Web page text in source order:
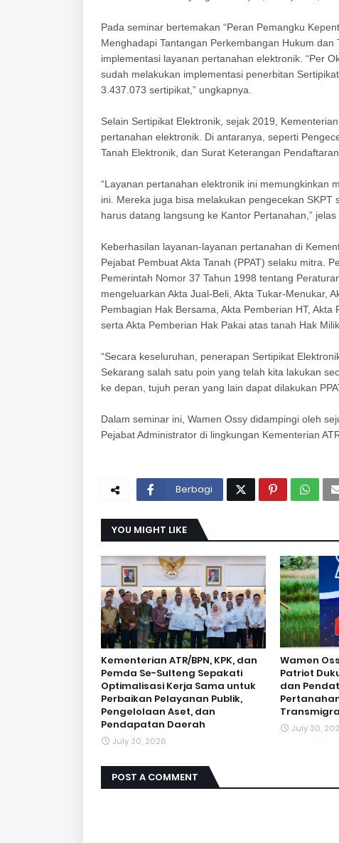
Pada seminar bertemakan “Peran Pemangku
Menghadapi Tantangan Perkembangan Hukum
implementasi layanan pertanahan elektronik. “Per
sudah melakukan implementasi penerbitan
3.437.073 sertipikat,” ungkapnya.
Selain Sertipikat Elektronik, sejak 2019,
pertanahan elektronik. Di antaranya, seperti
Tanah Elektronik, dan Surat Keterangan Pendaftaran
“Layanan pertanahan elektronik ini memungkinkan
ini. Mereka juga bisa melakukan pengecekan
harus datang langsung ke Kantor Pertanahan,” jelas
Keberhasilan layanan-layanan pertanahan di
Pejabat Pembuat Akta Tanah (PPAT) selaku mitra.
Pemerintah Nomor 37 Tahun 1998 tentang
mengeluarkan Akta Jual-Beli, Akta Tukar-Menukar,
Pembagian Hak Bersama, Akta Pemberian HT,
serta Akta Pemberian Hak Pakai atas tanah Hak Milik.
“Secara keseluruhan, penerapan Sertipikat
Sekarang salah satu poin yang telah kita lakukan
ke depan, tujuh peran yang lain dapat dilakukan
Dalam seminar ini, Wamen Ossy didampingi oleh
Pejabat Administrator di lingkungan Kementerian
Berbagi
YOU MIGHT LIKE
Kementerian ATR/BPN, KPK, dan
Pemda Se-Sulteng Sepakati
Optimalisasi Kerja Sama untuk
Perbaikan Pelayanan Publik,
Pengelolaan Aset, dan
Pendapatan Daerah
July 30, 2026
Wamen
Patriot
dan
July 30,
POST A COMMENT